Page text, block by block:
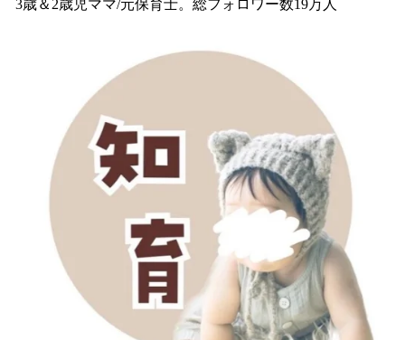
3歳＆2歳児ママ/元保育士。総フォロワー数19万人